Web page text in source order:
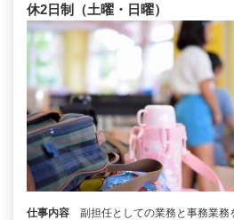
休2日制（土曜・日曜）
仕事内容
副担任としての業務と事務業